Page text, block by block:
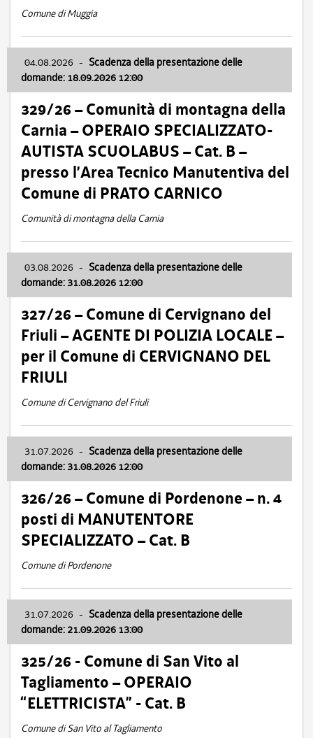
Comune di Muggia
04.08.2026 - Scadenza della presentazione delle
domande: 18.09.2026 12:00
329/26 – Comunità di montagna della
Carnia – OPERAIO SPECIALIZZATO-
AUTISTA SCUOLABUS – Cat. B –
presso l’Area Tecnico Manutentiva del
Comune di PRATO CARNICO
Comunità di montagna della Carnia
03.08.2026 - Scadenza della presentazione delle
domande: 31.08.2026 12:00
327/26 – Comune di Cervignano del
Friuli – AGENTE DI POLIZIA LOCALE –
per il Comune di CERVIGNANO DEL
FRIULI
Comune di Cervignano del Friuli
31.07.2026 - Scadenza della presentazione delle
domande: 31.08.2026 12:00
326/26 – Comune di Pordenone – n. 4
posti di MANUTENTORE
SPECIALIZZATO – Cat. B
Comune di Pordenone
31.07.2026 - Scadenza della presentazione delle
domande: 21.09.2026 13:00
325/26 - Comune di San Vito al
Tagliamento – OPERAIO
“ELETTRICISTA” - Cat. B
Comune di San Vito al Tagliamento